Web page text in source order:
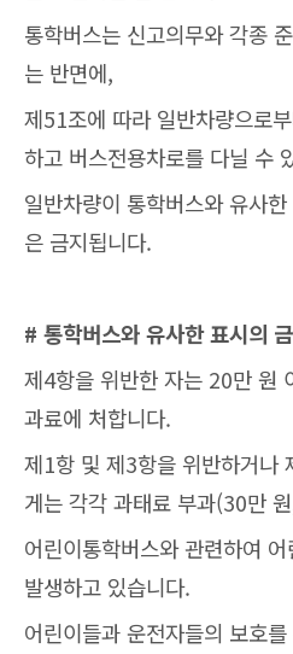
통학버스는 신고의무와 각종
는 반면에,
제51조에 따라 일반차량으로
하고 버스전용차로를 다닐 수
일반차량이 통학버스와 유사
은 금지됩니다.
# 통학버스와 유사한 표시의
제4항을 위반한 자는 20만 원
과료에 처합니다.
제1항 및 제3항을 위반하거나
게는 각각 과태료 부과(30만
어린이통학버스와 관련하여
발생하고 있습니다.
어린이들과 운전자들의 보호